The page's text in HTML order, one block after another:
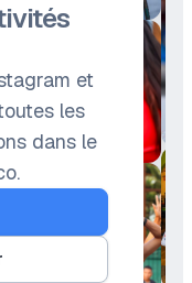
et
les
dans le